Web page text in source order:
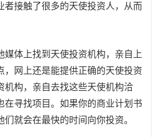
者接触了很多的天使投资人，从而
媒体上找到天使投资机构，亲自上
，网上还是能提供正确的天使投资
机构，亲自去找这些天使机构洽
在寻找项目。如果你的商业计划书
就会在最快的时间向你投资。